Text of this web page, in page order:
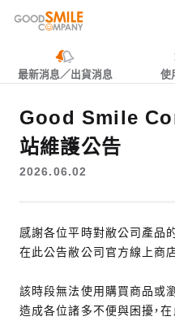
最新消息／出貨消息 使
Good Smile
站維護公告
2026.06.02
感謝各位平時對敝公司產品
在此公告敝公司官方線上商
該時段無法使用購買商品或
造成各位諸多不便與困擾，